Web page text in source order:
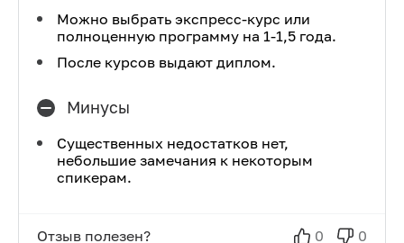
Можно выбрать экспресс-курс или
полноценную программу на 1-1,5 года.
После курсов выдают диплом.
Минусы
Существенных недостатков нет,
небольшие замечания к некоторым
спикерам.
Отзыв полезен? 0 0